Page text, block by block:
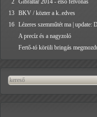
2 Gibraltár 2014 - első felvonás
13 BKV / közter a k..edves
16 Lézeres szemműtét ma | update:
A precíz és a nagyzoló
Fertő-tó körüli bringás